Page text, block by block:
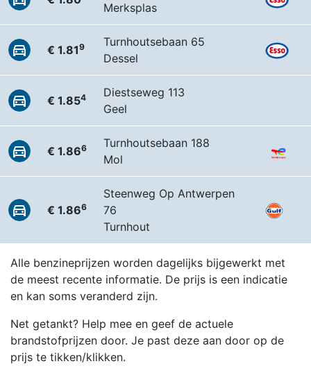
Merksplas
€ 1.819
Turnhoutsebaan 65
Dessel
€ 1.854
Diestseweg 113
Geel
€ 1.866
Turnhoutsebaan 188
Mol
€ 1.866
Steenweg Op Antwerpen
76
Turnhout
Alle benzineprijzen worden dagelijks bijgewerkt met
de meest recente informatie. De prijs is een indicatie
en kan soms veranderd zijn.
Net getankt? Help mee en geef de actuele
brandstofprijzen door. Je past deze aan door op de
prijs te tikken/klikken.